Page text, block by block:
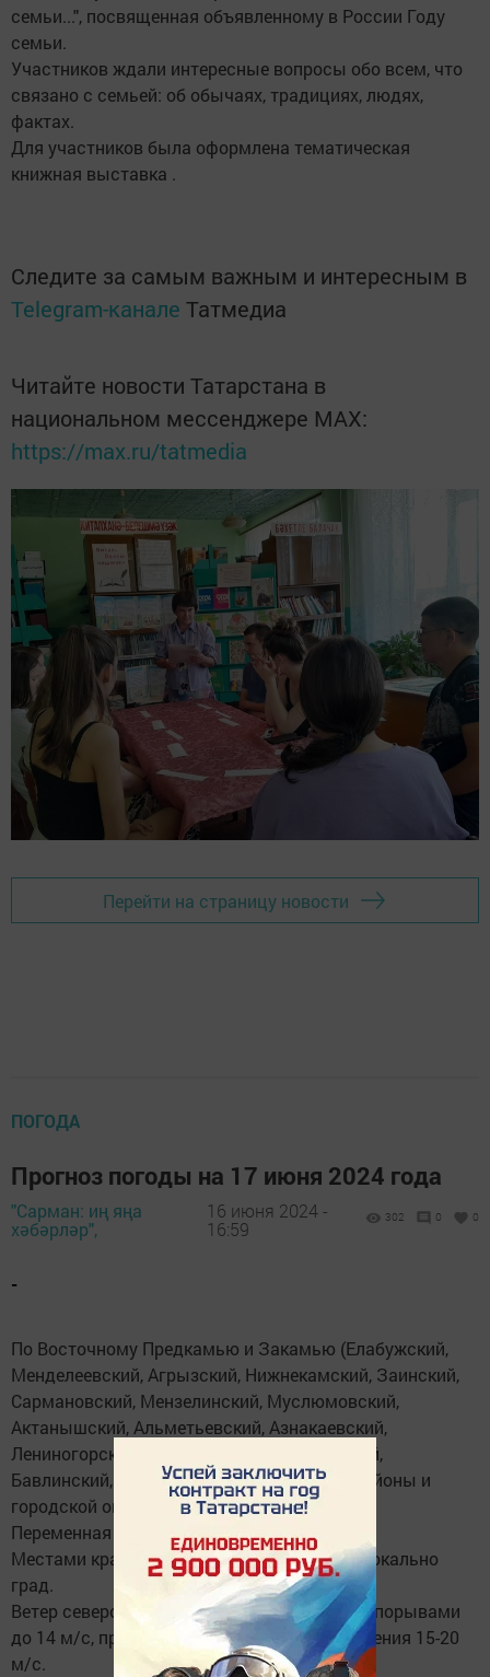
семьи...", посвященная объявленному в России Году
семьи.
Участников ждали интересные вопросы обо всем, что
связано с семьей: об обычаях, традициях, людях,
фактах.
Для участников была оформлена тематическая
книжная выставка .
Следите за самым важным и интересным в
Telegram-канале Татмедиа
Читайте новости Татарстана в
национальном мессенджере MАХ:
https://max.ru/tatmedia
Перейти на страницу новости
ПОГОДА
Прогноз погоды на 17 июня 2024 года
"Сарман: иң яңа
хәбәрләр",
16 июня 2024 -
16:59
302 0 0
-
По Восточному Предкамью и Закамью (Елабужский,
Менделеевский, Агрызский, Нижнекамский, Заинский,
Сармановский, Мензелинский, Муслюмовский,
Актанышский, Альметьевский, Азнакаевский,
Лениногорский, Бугульминский, Ютазинский,
Бавлинский, Тукаевский муниципальные районы и
городской округ Набережные Челны):
Переменная облачность.
Местами кратковременный дождь, гроза, локально
град.
Ветер северо-восточный 5-10 м/с, местами порывами
до 14 м/с, при грозе кратковременные усиления 15-20
м/с.